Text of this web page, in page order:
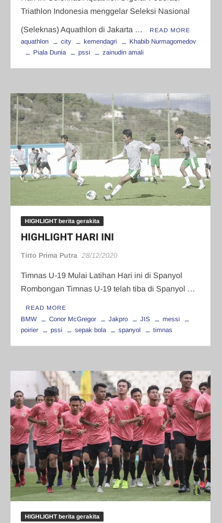
Triathlon Indonesia menggelar Seleksi Nasional
(Seleknas) Aquathlon di Jakarta … READ MORE
aquathlon city kemendagri
Khabib Nurmagomedov
Piala Dunia
pssi zainudin amali
HIGHLIGHT berita gerakita
HIGHLIGHT HARI INI
Tirto Prima Putra 28/12/2020
Timnas U-19 Mulai Latihan Hari ini di Spanyol
Rombongan Timnas U-19 telah tiba di Spanyol …
READ MORE
BMW Conor McGregor Jakpro JIS
messi
poirier
pssi sepak bola spanyol timnas
HIGHLIGHT berita gerakita